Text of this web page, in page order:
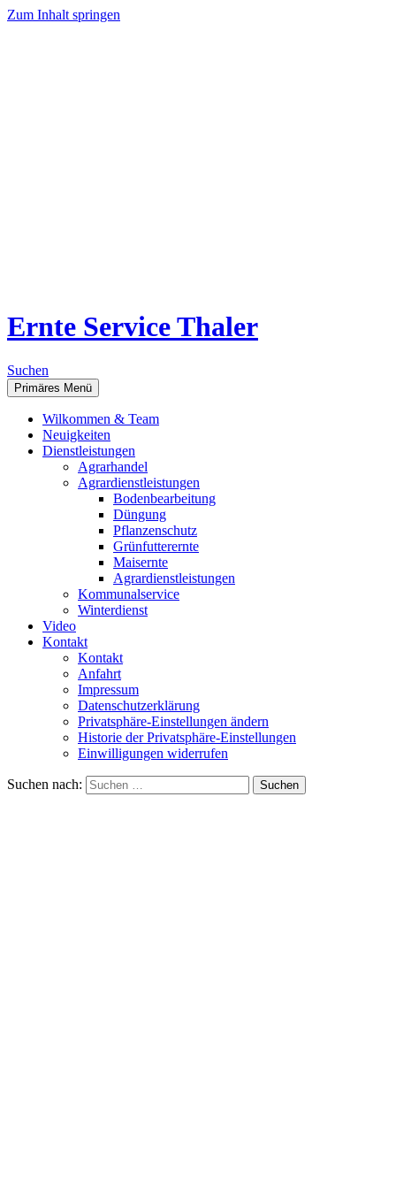
Zum Inhalt springen
Ernte Service Thaler
Suchen
Primäres Menü
Wilkommen & Team
Neuigkeiten
Dienstleistungen
Agrarhandel
Agrardienstleistungen
Bodenbearbeitung
Düngung
Pflanzenschutz
Grünfutterernte
Maisernte
Agrardienstleistungen
Kommunalservice
Winterdienst
Video
Kontakt
Kontakt
Anfahrt
Impressum
Datenschutzerklärung
Privatsphäre-Einstellungen ändern
Historie der Privatsphäre-Einstellungen
Einwilligungen widerrufen
Suchen nach: